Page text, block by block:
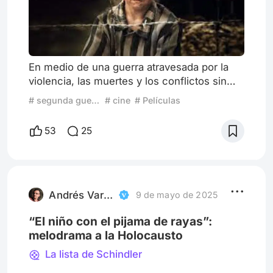
En medio de una guerra atravesada por la
violencia, las muertes y los conflictos sin
resolver, hay una población que intenta
seguir adelante con sus vidas de la manera
más normal posible. Entre ellos están los
niños, que, desde su inocencia y su mirada
terminan naturalizando
# segunda guerra mundial # cine # Películas
53 25
Andrés Vartabedian 9 de mayo de 2025
“El niño con el pijama de rayas”:
melodrama a la Holocausto
La lista de Schindler